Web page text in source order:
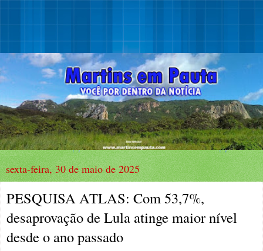
sexta-feira, 30 de maio de 2025
PESQUISA ATLAS: Com 53,7%,
desaprovação de Lula atinge maior nível
desde o ano passado